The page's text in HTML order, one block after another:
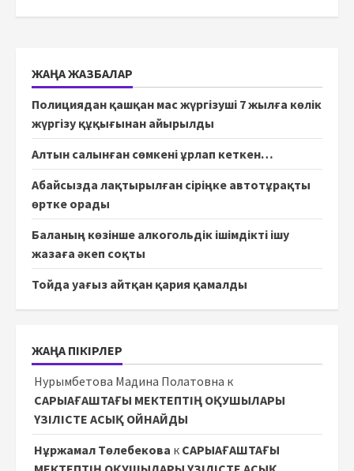
ЖАҢА ЖАЗБАЛАР
Полициядан қашқан мас жүргізуші 7 жылға көлік
жүргізу құқығынан айырылды
Алтын салынған сөмкені ұрлап кеткен…
Абайсызда лақтырылған сіріңке автотұрақты
өртке орады
Баланың көзінше алкогольдік ішімдікті ішу
жазаға әкеп соқты
Тойда уағыз айтқан қария қамалды
ЖАҢА ПІКІРЛЕР
Нурымбетова Мадина Полатовна к
САРЫАҒАШТАҒЫ МЕКТЕПТІҢ ОҚУШЫЛАРЫ
ҮЗІЛІСТЕ АСЫҚ ОЙНАЙДЫ
Нұржамал Төлебекова к САРЫАҒАШТАҒЫ